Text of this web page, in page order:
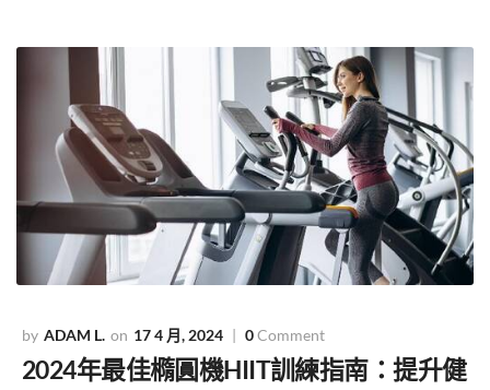
ADAM L. 17 4 月, 2024 0Comment
2024年最佳橢圓機HIIT訓練指南：提升健